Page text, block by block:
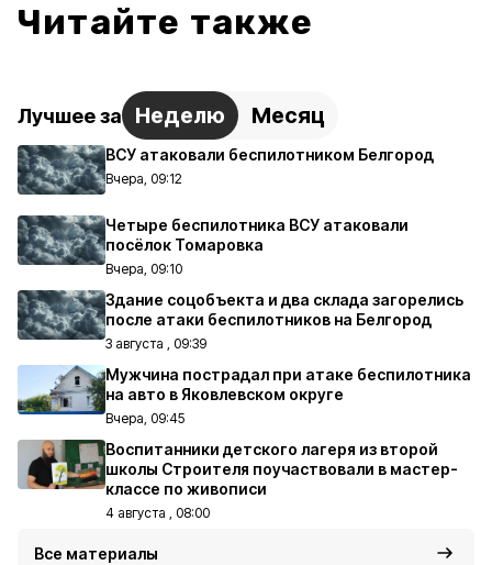
Читайте также
Лучшее за Неделю Месяц
ВСУ атаковали беспилотником Белгород
Вчера, 09:12
Четыре беспилотника ВСУ атаковали
посёлок Томаровка
Вчера, 09:10
Здание соцобъекта и два склада загорелись
после атаки беспилотников на Белгород
3 августа , 09:39
Мужчина пострадал при атаке беспилотника
на авто в Яковлевском округе
Вчера, 09:45
Воспитанники детского лагеря из второй
школы Строителя поучаствовали в мастер-
классе по живописи
4 августа , 08:00
Все материалы